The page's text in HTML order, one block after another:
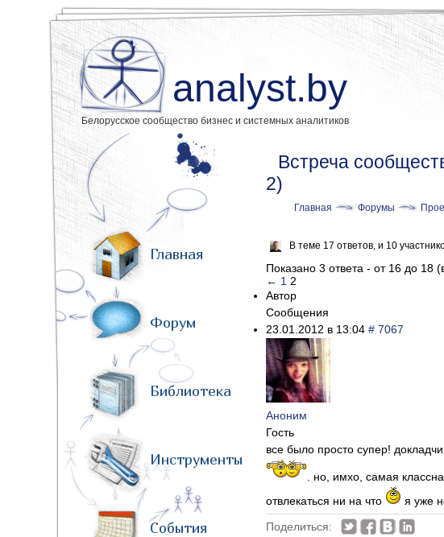
analyst.by
Белорусское сообщество бизнес и системных аналитиков
Главная
Форум
Библиотека
Инструменты
События
Встреча
2)
Главная Форумы
В теме 17 ответов, и 10
Показано 3 ответа - от 16 до 18
← 1 2
Автор
Сообщения
23.01.2012 в 13:04 # 7067
Аноним
Гость
все было просто супер!
. но, имхо, самая
отвлекаться ни на что
я уже
Поделиться: